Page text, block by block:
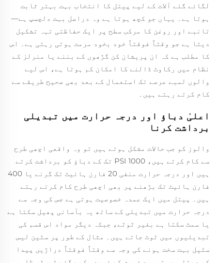
لگائے گئے آلات کے لیے پیتل کا انتخاب بہت بہتر ثابت
ہوتا ہے۔ یہاں جو کچھ ہوتا ہے وہ دراصل بہت دلچسپ ہے—
تانبے اور روغن کا مرکب سطح پر ایک حفاظتی تہہ تشکیل
دیتا ہے جو وقتاً فوقتاً خود بخود مرمت ہوتی رہتی ہے۔ اس
کا مطلب ہے کہ ان پریشان کن گڑھوں کے بننے یا منرلز کے
نظام میں رکاوٹ ڈالنے کا امکان کم ہوتا ہے، اس لیے
والوں لمبے عرصے تک استعمال کے بعد بھی صحیح طریقے سے
کام کرتے رہتے ہیں۔
اعلیٰ دباؤ اور درجہ حرارت میں تبدیلی
برداشت کرنا
والوز کو جب حالات مشکل ہوتے ہیں تو وہ واقعی اچھی طرح
سے کام کرتے ہیں، 1000 PSI تک کے دباؤ کو برداشت کرتے
ہیں اور درجہ حرارت منفی 20 فارن ہائیٹ تک گرنے یا 400
فارن ہائیٹ تک بڑھنے پر بھی اچھی طرح کام کرتے رہتے
ہیں۔ پیتل میں ایک عمدہ خصوصیت ہوتی ہے جس کی وجہ سے
درجہ حرارت میں تبدیلی کے ساتھ یہ بآسانی پھیل سکتا ہے
یا سمٹ سکتا ہے بغیر ٹوٹے، جبکہ دیگر مواد اس قسم کی
تبدیلیوں میں ٹوٹ جاتے ہیں۔ مثال کے طور پر سٹین لیس
سٹیل بہت سخت ہونے کی وجہ سے وقتاً فوقتاً دراڑیں پیدا